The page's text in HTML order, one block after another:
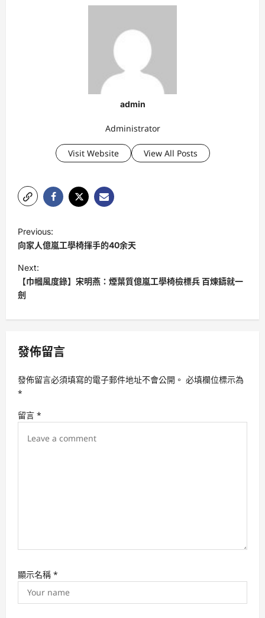
admin
Administrator
Visit Website View All Posts
o
s
n
a
i
a
t
i
Previous:
向家人億嵐工學椅揮手的40余天
Next:
【巾幗風度錄】宋明燕：煙葉質億嵐工學椅檢標兵 百煉鑄就一
劍
發佈留言
發佈留言必須填寫的電子郵件地址不會公開。 必填欄位標示為
*
留言 *
顯示名稱 *